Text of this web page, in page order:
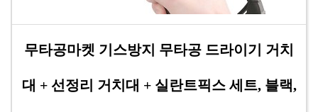
무타공마켓 기스방지 무타공 드라이기 거치
대 + 선정리 거치대 + 실란트픽스 세트, 블랙,